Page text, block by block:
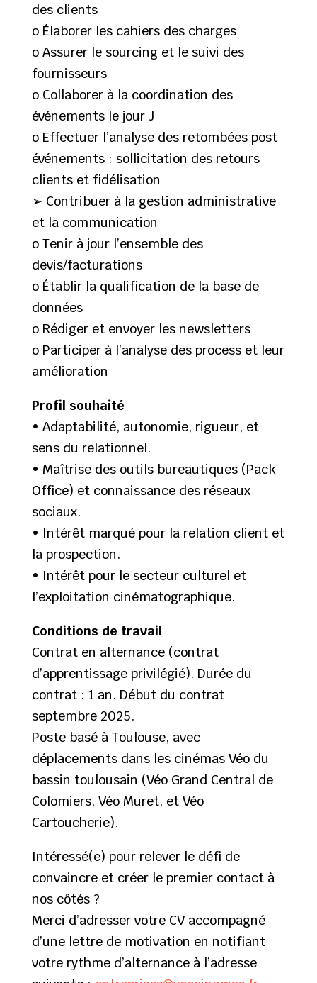
des clients
o Élaborer les cahiers des charges
o Assurer le sourcing et le suivi des
fournisseurs
o Collaborer à la coordination des
événements le jour J
o Effectuer l’analyse des retombées post
événements : sollicitation des retours
clients et fidélisation
➢ Contribuer à la gestion administrative
et la communication
o Tenir à jour l’ensemble des
devis/facturations
o Établir la qualification de la base de
données
o Rédiger et envoyer les newsletters
o Participer à l’analyse des process et leur
amélioration
Profil souhaité
• Adaptabilité, autonomie, rigueur, et
sens du relationnel.
• Maîtrise des outils bureautiques (Pack
Office) et connaissance des réseaux
sociaux.
• Intérêt marqué pour la relation client et
la prospection.
• Intérêt pour le secteur culturel et
l’exploitation cinématographique.
Conditions de travail
Contrat en alternance (contrat
d’apprentissage privilégié). Durée du
contrat : 1 an. Début du contrat
septembre 2025.
Poste basé à Toulouse, avec
déplacements dans les cinémas Véo du
bassin toulousain (Véo Grand Central de
Colomiers, Véo Muret, et Véo
Cartoucherie).
Intéressé(e) pour relever le défi de
convaincre et créer le premier contact à
nos côtés ?
Merci d’adresser votre CV accompagné
d’une lettre de motivation en notifiant
votre rythme d’alternance à l’adresse